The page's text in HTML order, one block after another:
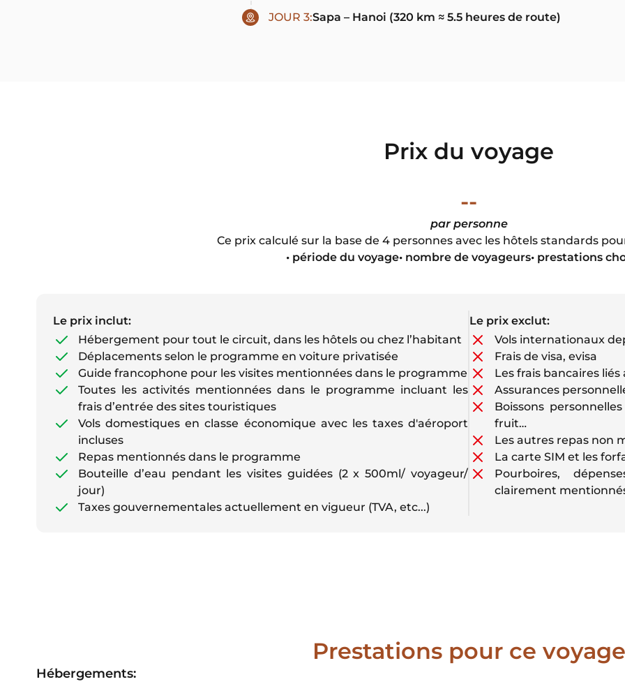
JOUR 3:Sapa – Hanoi (320 km ≈ 5.5 heures de route)
Prix du voyage
--
par personne
Ce prix calculé sur la base de 4 personnes avec les hôtels standards
• période du voyage• nombre de voyageurs• prestations
Le prix inclut:
Hébergement pour tout le circuit, dans les hôtels ou chez l’habitant
Déplacements selon le programme en voiture privatisée
Guide francophone pour les visites mentionnées dans le programme
Toutes les activités mentionnées dans le programme incluant les
frais d’entrée des sites touristiques
Vols domestiques en classe économique avec les taxes d'aéroport
incluses
Repas mentionnés dans le programme
Bouteille d’eau pendant les visites guidées (2 x 500ml/ voyageur/
jour)
Taxes gouvernementales actuellement en vigueur (TVA, etc...)
Le prix exclut:
Vols internationaux
Frais de visa, evisa
Les frais bancaires
Assurances
Boissons
fruit…
Les autres repas non
La carte SIM et les
Pourboires,
clairement
Prestations pour ce voyage
Hébergements: